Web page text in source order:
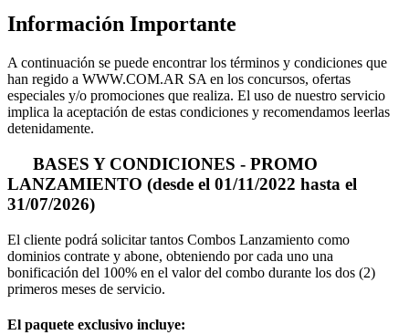
Información Importante
A continuación se puede encontrar los términos y condiciones que
han regido a WWW.COM.AR SA en los concursos, ofertas
especiales y/o promociones que realiza. El uso de nuestro servicio
implica la aceptación de estas condiciones y recomendamos leerlas
detenidamente.
BASES Y CONDICIONES - PROMO
LANZAMIENTO (desde el 01/11/2022 hasta el
31/07/2026)
El cliente podrá solicitar tantos Combos Lanzamiento como
dominios contrate y abone, obteniendo por cada uno una
bonificación del 100% en el valor del combo durante los dos (2)
primeros meses de servicio.
El paquete exclusivo incluye: